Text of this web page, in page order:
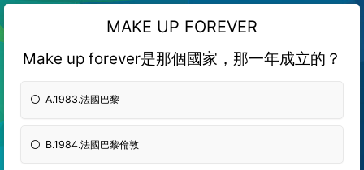
MAKE UP FOREVER
Make up forever是那個國家，那一年成立的？
A.1983.法國巴黎
B.1984.法國巴黎倫敦